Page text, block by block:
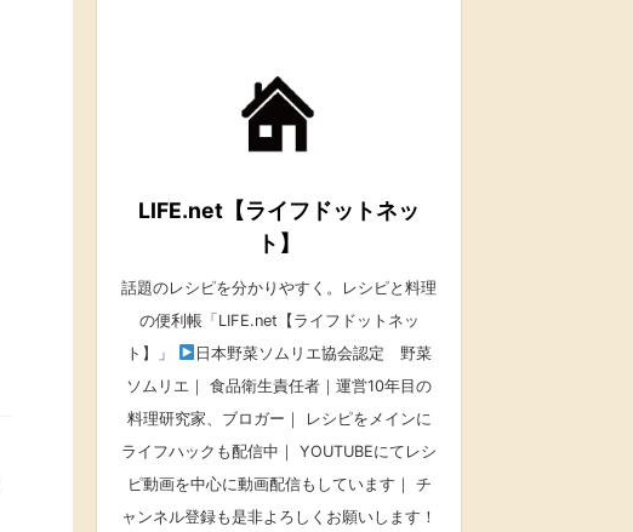
LIFE.net【ライフドットネッ
ト】
話題のレシピを分かりやすく。レシピと料理
の便利帳「LIFE.net【ライフドットネッ
ト】」
日本野菜ソムリエ協会認定 野菜
ソムリエ｜ 食品衛生責任者｜運営10年目の
料理研究家、ブロガー｜ レシピをメインに
ライフハックも配信中｜ YOUTUBEにてレシ
ピ動画を中心に動画配信もしています｜ チ
ャンネル登録も是非よろしくお願いします！